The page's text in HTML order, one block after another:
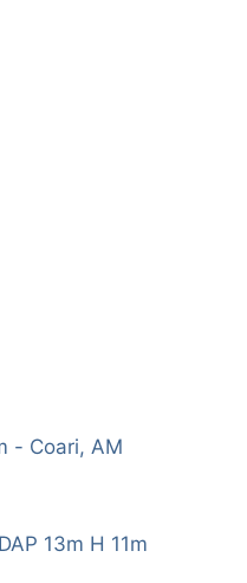
- Coari, AM
13m H 11m